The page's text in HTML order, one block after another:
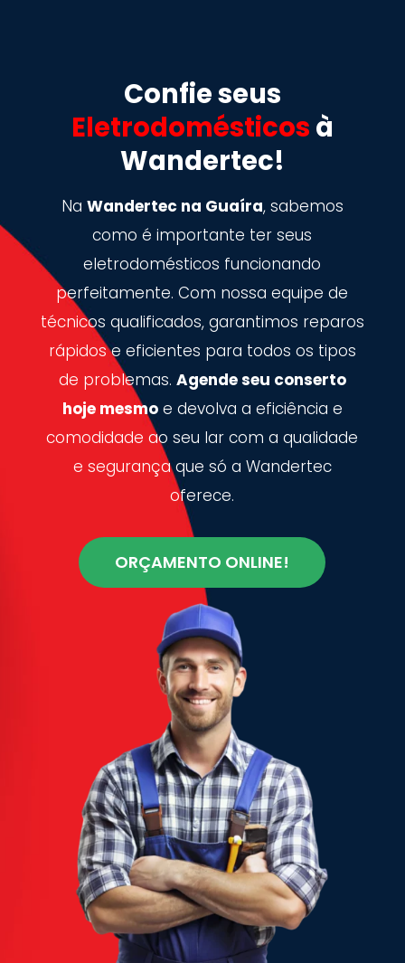
Confie seus
Eletrodomésticos à
Wandertec!
Na Wandertec na Guaíra, sabemos
como é importante ter seus
eletrodomésticos funcionando
perfeitamente. Com nossa equipe de
técnicos qualificados, garantimos reparos
rápidos e eficientes para todos os tipos
de problemas. Agende seu conserto
hoje mesmoe devolva a eficiência e
comodidade ao seu lar com a qualidade
e segurança que só a Wandertec
oferece.
ORÇAMENTO ONLINE!